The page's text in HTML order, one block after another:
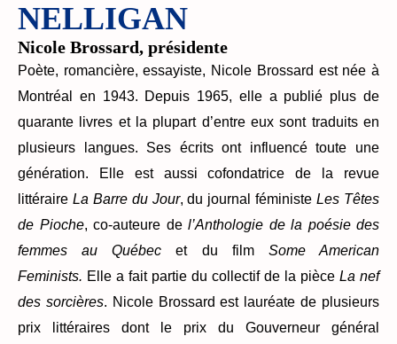
NELLIGAN
Nicole Brossard, présidente
Poète, romancière, essayiste, Nicole Brossard est née à
Montréal en 1943. Depuis 1965, elle a publié plus de
quarante livres et la plupart d’entre eux sont traduits en
plusieurs langues. Ses écrits ont influencé toute une
génération. Elle est aussi cofondatrice de la revue
littéraire La Barre du Jour, du journal féministeLes Têtes
de Pioche, co-auteure de l’Anthologie de la poésie des
femmes au Québecet du filmSome American
Feminists. Elle a fait partie du collectif de la pièce La nef
des sorcières. Nicole Brossard est lauréate de plusieurs
prix littéraires dont le prix du Gouverneur général